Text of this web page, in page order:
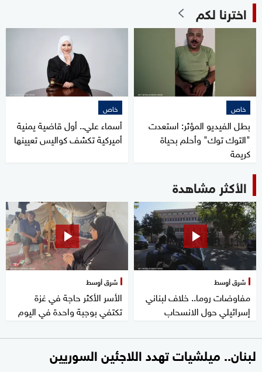
اخترنا لكم
خاص
بطل الفيديو المؤثر: استعدت
"التوك توك" وأحلم بحياة
كريمة
خاص
أسماء علي.. أول قاضية يمنية
أميركية تكشف كواليس تعيينها
الأكثر مشاهدة
شرق أوسط
مفاوضات روما.. خلاف لبناني
إسرائيلي حول الانسحاب
شرق أوسط
الأسر الأكثر حاجة في غزة
تكتفي بوجبة واحدة في اليوم
لبنان.. ميلشيات تهدد اللاجئين السوريين